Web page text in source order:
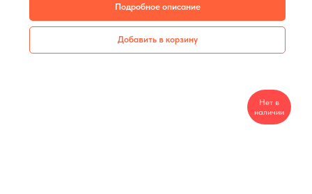
Подробное описание
Добавить в корзину
Нет в
наличии